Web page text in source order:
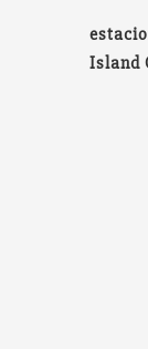
Island